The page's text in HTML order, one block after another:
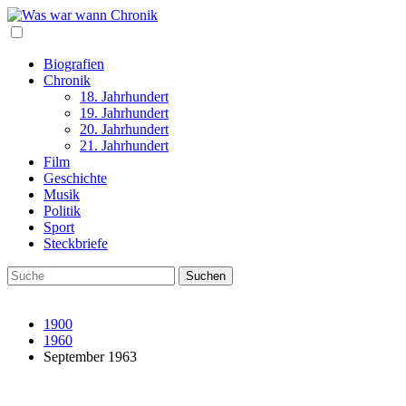
Biografien
Chronik
18. Jahrhundert
19. Jahrhundert
20. Jahrhundert
21. Jahrhundert
Film
Geschichte
Musik
Politik
Sport
Steckbriefe
1900
1960
September 1963